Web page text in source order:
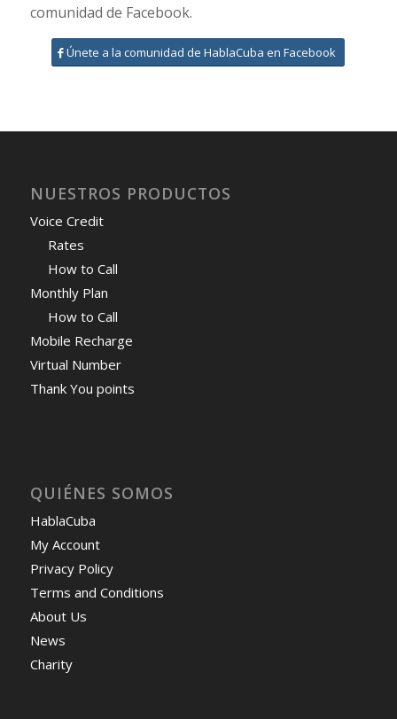
comunidad de Facebook.
Únete a la comunidad de HablaCuba en Facebook
NUESTROS PRODUCTOS
Voice Credit
Rates
How to Call
Monthly Plan
How to Call
Mobile Recharge
Virtual Number
Thank You points
QUIÉNES SOMOS
HablaCuba
My Account
Privacy Policy
Terms and Conditions
About Us
News
Charity